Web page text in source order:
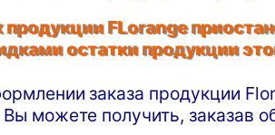
FLorange
остатки продукции
заказа продукции
можете получить, заказав